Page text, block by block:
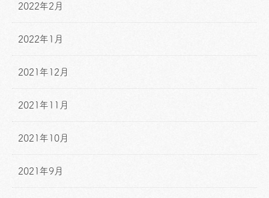
2022年2月
2022年1月
2021年12月
2021年11月
2021年10月
2021年9月